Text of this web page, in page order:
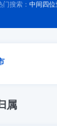
门搜索： 中间四位
属